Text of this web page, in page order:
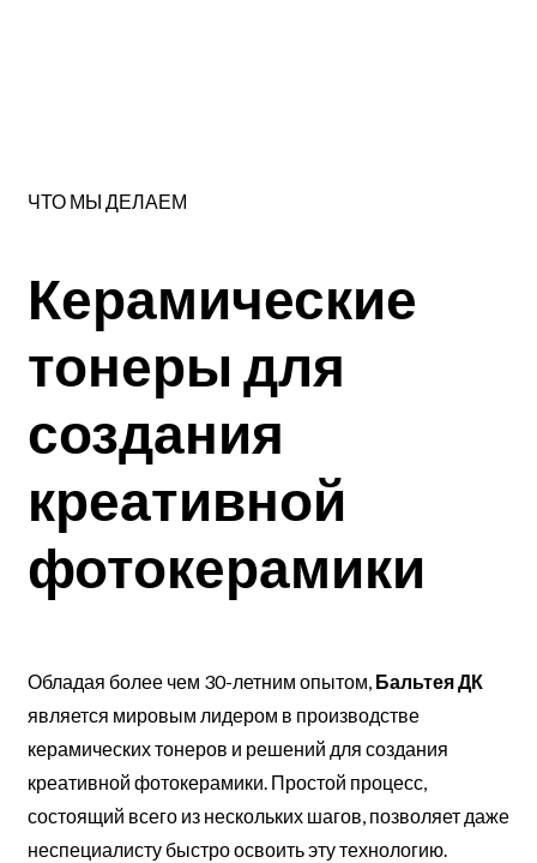
ЧТО МЫ ДЕЛАЕМ
Керамические
тонеры для
создания
креативной
фотокерамики
Обладая более чем 30-летним опытом, Бальтея ДК
является мировым лидером в производстве
керамических тонеров и решений для создания
креативной фотокерамики. Простой процесс,
состоящий всего из нескольких шагов, позволяет даже
неспециалисту быстро освоить эту технологию.